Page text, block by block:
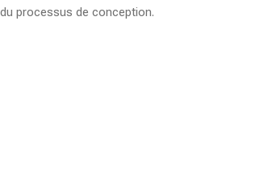
processus de conception.